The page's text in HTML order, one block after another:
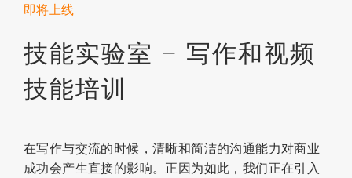
即将上线
技能实验室 – 写作和视频
技能培训
在写作与交流的时候，清晰和简洁的沟通能力对商业
成功会产生直接的影响。正因为如此，我们正在引入